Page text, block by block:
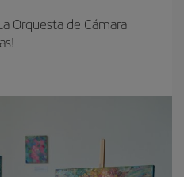
Orquesta de Cámara